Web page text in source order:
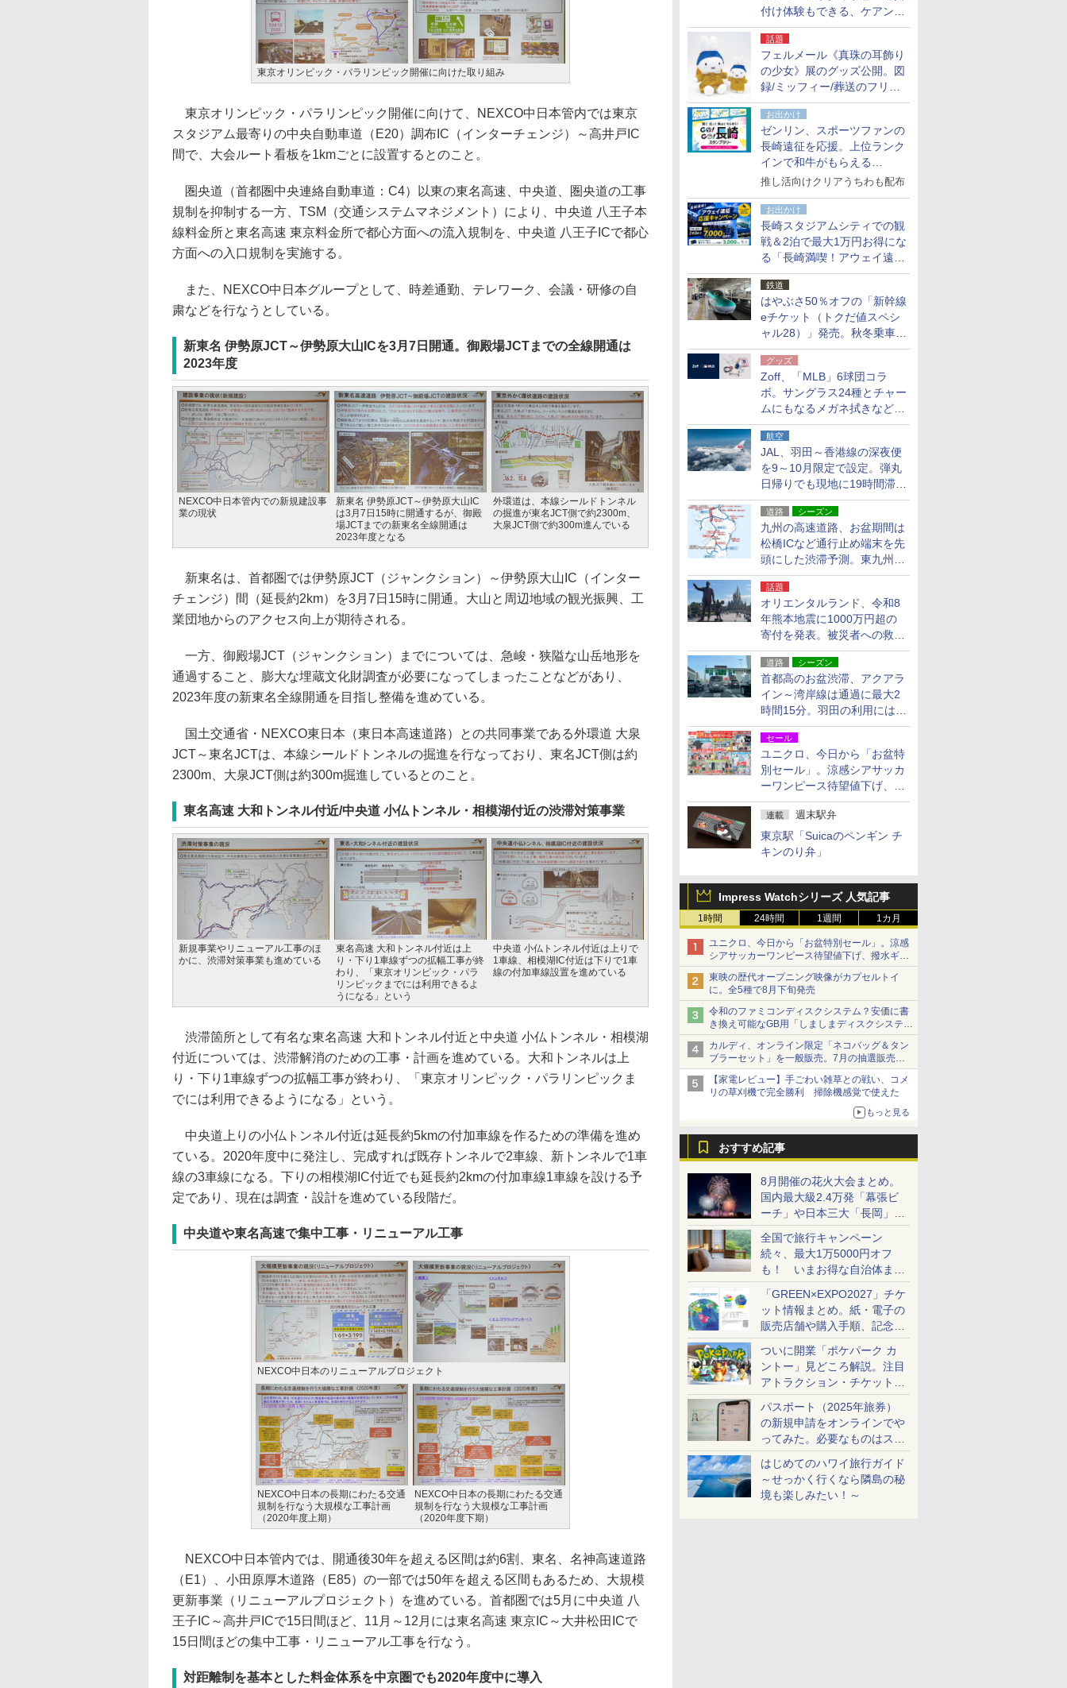
付け体験もできる、ケアンズ
でアサートン高原の日本語ガ
イド付きツアーに参加してみ
た
話題
フェルメール《真珠の耳飾り
の少女》展のグッズ公開。図
録/ミッフィー/葬送のフリー
レンほか、注目ブランドコラ
ボが実現
お出かけ
ゼンリン、スポーツファンの
長崎遠征を応援。上位ランク
インで和牛がもらえる
「GO！GO！長崎スタンプラ
推し活向けクリアうちわも配布
お出かけ
長崎スタジアムシティでの観
戦＆2泊で最大1万円お得にな
る「長崎満喫！アウェイ遠征
応援キャンペーン」
鉄道
はやぶさ50％オフの「新幹線
eチケット（トクだ値スペシ
ャル28）」発売。秋冬乗車
分、えきねっと限定
グッズ
Zoff、「MLB」6球団コラ
ボ。サングラス24種とチャー
ムにもなるメガネ拭きなど雑
貨24種
航空
JAL、羽田～香港線の深夜便
を9～10月限定で設定。弾丸
日帰りでも現地に19時間滞在
できる
道路 シーズン
九州の高速道路、お盆期間は
松橋ICなど通行止め端末を先
頭にした渋滞予測。東九州道
への迂回は料金調整を実施
話題
オリエンタルランド、令和8
年熊本地震に1000万円超の
寄付を発表。被災者への救援
活動・復旧支援
道路 シーズン
首都高のお盆渋滞、アクアラ
イン～湾岸線は通過に最大2
時間15分。羽田の利用には
「空港西出口」の利用検討を
セール
ユニクロ、今日から「お盆特
別セール」。涼感シアサッカ
ーワンピース待望値下げ、撥
水ギアショーツは1990円に
連載 週末駅弁
東京駅「Suicaのペンギン チ
キンのり弁」
Impress Watchシリーズ 人気記事
1時間 24時間 1週間 1カ月
ユニクロ、今日から「お盆特別セール」。涼感
シアサッカーワンピース待望値下げ、撥水ギア
ショーツは1990円に
東映の歴代オープニング映像がカプセルトイ
に。全5種で8月下旬発売
令和のファミコンディスクシステム？安価に書
き換え可能なGB用「しましまディスクシステ
ム」
カルディ、オンライン限定「ネコバッグ＆タン
ブラーセット」を一般販売。7月の抽選販売の
当選無効分
【家電レビュー】手ごわい雑草との戦い、コメ
リの草刈機で完全勝利 掃除機感覚で使えた
もっと見る
おすすめ記事
8月開催の花火大会まとめ。
国内最大級2.4万発「幕張ビ
ーチ」や日本三大「長岡」な
ど大型イベント目白押し！
全国で旅行キャンペーン
続々、最大1万5000円オフ
も！ いまお得な自治体まと
め
「GREEN×EXPO2027」チケ
ット情報まとめ。紙・電子の
販売店舗や購入手順、記念チ
ケットも解説
ついに開業「ポケパーク カ
ントー」見どころ解説。注目
アトラクション・チケット手
配・来場前に必要な準備は？
パスポート（2025年旅券）
の新規申請をオンラインでや
ってみた。必要なものはスマ
ホとマイナカードのみ
はじめてのハワイ旅行ガイド
～せっかく行くなら隣島の秘
境も楽しみたい！～
東京オリンピック・パラリンピック開催に向けた取り組み
東京オリンピック・パラリンピック開催に向けて、NEXCO中日本管内では東京
スタジアム最寄りの中央自動車道（E20）調布IC（インターチェンジ）～高井戸IC
間で、大会ルート看板を1kmごとに設置するとのこと。
圏央道（首都圏中央連絡自動車道：C4）以東の東名高速、中央道、圏央道の工事
規制を抑制する一方、TSM（交通システムマネジメント）により、中央道 八王子本
線料金所と東名高速 東京料金所で都心方面への流入規制を、中央道 八王子ICで都心
方面への入口規制を実施する。
また、NEXCO中日本グループとして、時差通勤、テレワーク、会議・研修の自
粛などを行なうとしている。
新東名 伊勢原JCT～伊勢原大山ICを3月7日開通。御殿場JCTまでの全線開通は
2023年度
NEXCO中日本管内での新規建設事
業の現状
新東名 伊勢原JCT～伊勢原大山IC
は3月7日15時に開通するが、御殿
場JCTまでの新東名全線開通は
2023年度となる
外環道は、本線シールドトンネル
の掘進が東名JCT側で約2300m、
大泉JCT側で約300m進んでいる
新東名は、首都圏では伊勢原JCT（ジャンクション）～伊勢原大山IC（インター
チェンジ）間（延長約2km）を3月7日15時に開通。大山と周辺地域の観光振興、工
業団地からのアクセス向上が期待される。
一方、御殿場JCT（ジャンクション）までについては、急峻・狭隘な山岳地形を
通過すること、膨大な埋蔵文化財調査が必要になってしまったことなどがあり、
2023年度の新東名全線開通を目指し整備を進めている。
国土交通省・NEXCO東日本（東日本高速道路）との共同事業である外環道 大泉
JCT～東名JCTは、本線シールドトンネルの掘進を行なっており、東名JCT側は約
2300m、大泉JCT側は約300m掘進しているとのこと。
東名高速 大和トンネル付近/中央道 小仏トンネル・相模湖付近の渋滞対策事業
新規事業やリニューアル工事のほ
かに、渋滞対策事業も進めている
東名高速 大和トンネル付近は上
り・下り1車線ずつの拡幅工事が終
わり、「東京オリンピック・パラ
リンピックまでには利用できるよ
うになる」という
中央道 小仏トンネル付近は上りで
1車線、相模湖IC付近は下りで1車
線の付加車線設置を進めている
渋滞箇所として有名な東名高速 大和トンネル付近と中央道 小仏トンネル・相模湖
付近については、渋滞解消のための工事・計画を進めている。大和トンネルは上
り・下り1車線ずつの拡幅工事が終わり、「東京オリンピック・パラリンピックま
でには利用できるようになる」という。
中央道上りの小仏トンネル付近は延長約5kmの付加車線を作るための準備を進め
ている。2020年度中に発注し、完成すれば既存トンネルで2車線、新トンネルで1車
線の3車線になる。下りの相模湖IC付近でも延長約2kmの付加車線1車線を設ける予
定であり、現在は調査・設計を進めている段階だ。
中央道や東名高速で集中工事・リニューアル工事
NEXCO中日本のリニューアルプロジェクト
NEXCO中日本の長期にわたる交通
規制を行なう大規模な工事計画
（2020年度上期）
NEXCO中日本の長期にわたる交通
規制を行なう大規模な工事計画
（2020年度下期）
NEXCO中日本管内では、開通後30年を超える区間は約6割、東名、名神高速道路
（E1）、小田原厚木道路（E85）の一部では50年を超える区間もあるため、大規模
更新事業（リニューアルプロジェクト）を進めている。首都圏では5月に中央道 八
王子IC～高井戸ICで15日間ほど、11月～12月には東名高速 東京IC～大井松田ICで
15日間ほどの集中工事・リニューアル工事を行なう。
対距離制を基本とした料金体系を中京圏でも2020年度中に導入